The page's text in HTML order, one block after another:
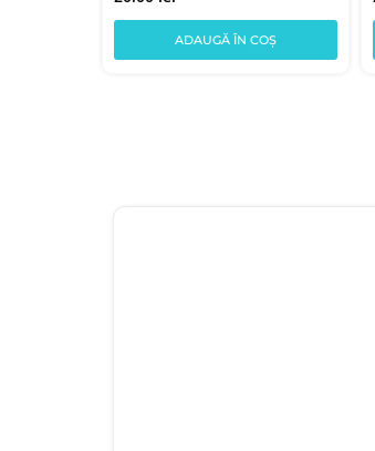
ADAUGĂ ÎN COȘ